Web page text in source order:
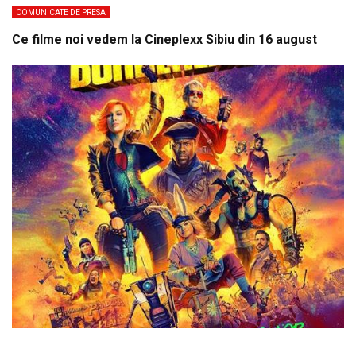
COMUNICATE DE PRESA
Ce filme noi vedem la Cineplexx Sibiu din 16 august